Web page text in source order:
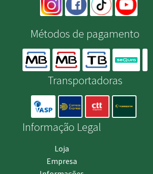
Métodos de pagamento
Transportadoras
Informação Legal
Loja
Empresa